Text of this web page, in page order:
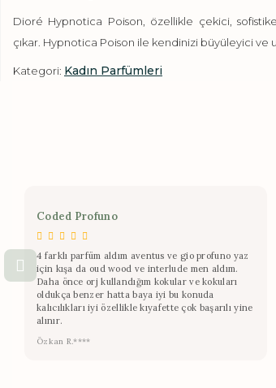
Dioré Hypnotica Poison, özellikle çekici,
çıkar. Hypnotica Poison ile kendinizi büyüleyici ve
Kategori: Kadın Parfümleri
Coded Profuno
4 farklı parfüm aldım aventus ve gio profuno yaz
için kışa da oud wood ve interlude men aldım.
Daha önce orj kullandığım kokular ve kokuları
oldukça benzer hatta baya iyi bu konuda
kalıcılıkları iyi özellikle kıyafette çok başarılı yine
alınır.
Özkan R.****